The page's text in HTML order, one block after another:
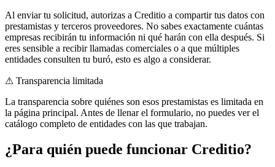
Al enviar tu solicitud, autorizas a Creditio a compartir tus datos con
prestamistas y terceros proveedores. No sabes exactamente cuántas
empresas recibirán tu información ni qué harán con ella después. Si
eres sensible a recibir llamadas comerciales o a que múltiples
entidades consulten tu buró, esto es algo a considerar.
⚠ Transparencia limitada
La transparencia sobre quiénes son esos prestamistas es limitada en
la página principal. Antes de llenar el formulario, no puedes ver el
catálogo completo de entidades con las que trabajan.
¿Para quién puede funcionar Creditio?